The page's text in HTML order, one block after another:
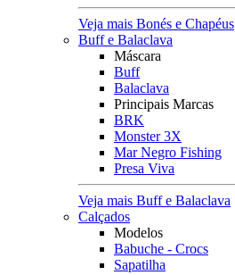
Veja mais Bonés e Chapéus
Buff e Balaclava
Máscara
Buff
Balaclava
Principais Marcas
BRK
Monster 3X
Mar Negro Fishing
Presa Viva
Veja mais Buff e Balaclava
Calçados
Modelos
Babuche - Crocs
Sapatilha